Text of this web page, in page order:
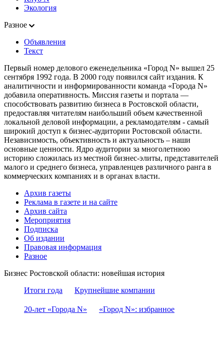
Экология
Разное
Объявления
Текст
Первый номер делового еженедельника «Город N» вышел 25
сентября 1992 года. В 2000 году появился сайт издания. К
аналитичности и информированности команда «Города N»
добавила оперативность. Миссия газеты и портала —
способствовать развитию бизнеса в Ростовской области,
предоставляя читателям наибольший объем качественной
локальной деловой информации, а рекламодателям - самый
широкий доступ к бизнес-аудитории Ростовской области.
Независимость, объективность и актуальность – наши
основные ценности. Ядро аудитории за многолетнюю
историю сложилась из местной бизнес-элиты, представителей
малого и среднего бизнеса, управленцев различного ранга в
коммерческих компаниях и в органах власти.
Архив газеты
Реклама в газете и на сайте
Архив сайта
Мероприятия
Подписка
Об издании
Правовая информация
Разное
Бизнес Ростовской области: новейшая история
Итоги года
Крупнейшие компании
20-лет «Города N» «Город N»: избранное